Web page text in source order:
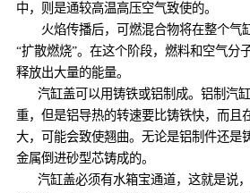
中，则是通较高温高压空气致使的。
火焰传播后，可燃混合物将在整个气
“扩散燃烧”。在这个阶段，燃料和空气分
释放出大量的能量。
汽缸盖可以用铸铁或铝制成。铝制汽
重，但是铝导热的转速要比铸铁快，而且
大，可能会致使翘曲。无论是铝制件还是
金属倒进砂型芯铸成的。
汽缸盖必须有水箱宝通道，这就是说